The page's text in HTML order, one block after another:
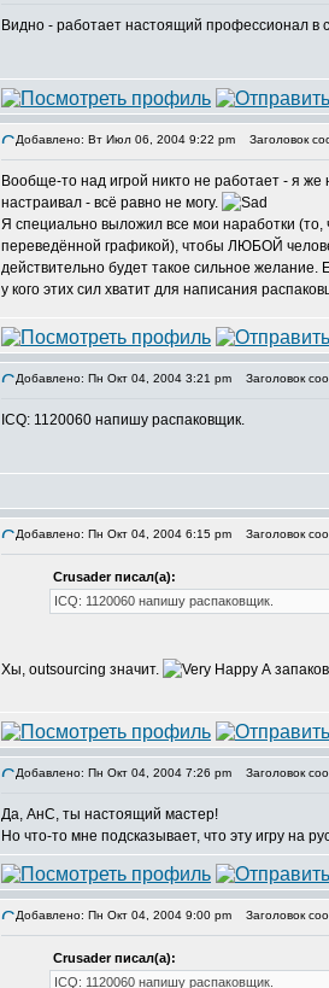
Видно - работает настоящий профессионал в
Добавлено: Вт Июл 06, 2004 9:22 pm Заголовок
Вообще-то над игрой никто не работает - я
настраивал - всё равно не могу.
Я специально выложил все мои наработки (то,
переведённой графикой), чтобы ЛЮБОЙ
действительно будет такое сильное
у кого этих сил хватит для написания
Добавлено: Пн Окт 04, 2004 3:21 pm Заголовок
ICQ: 1120060 напишу распаковщик.
Добавлено: Пн Окт 04, 2004 6:15 pm Заголовок
Crusader писал(а):
ICQ: 1120060 напишу распаковщик.
Хы, outsourcing значит. А
Добавлено: Пн Окт 04, 2004 7:26 pm Заголовок
Да, АнС, ты настоящий мастер!
Но что-то мне подсказывает, что эту игру на
Добавлено: Пн Окт 04, 2004 9:00 pm Заголовок
Crusader писал(а):
ICQ: 1120060 напишу распаковщик.